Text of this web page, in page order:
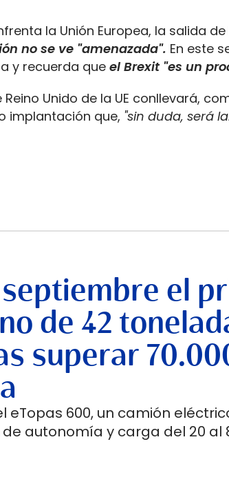
la Unión Europea, la salida
no se ve "amenazada". En este
y recuerda que el Brexit "es un
Unido de la UE conllevará,
implantación que, "sin duda, será
el
de 42
superar
eTopas 600, un camión
autonomía y carga del 20 al